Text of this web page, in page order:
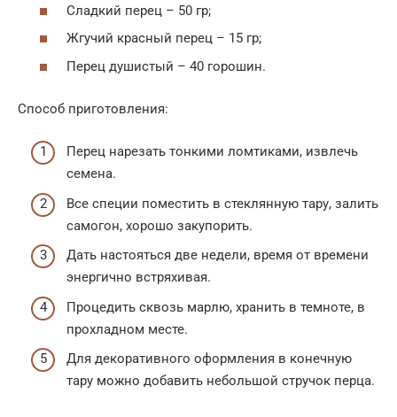
Сладкий перец – 50 гр;
Жгучий красный перец – 15 гр;
Перец душистый – 40 горошин.
Способ приготовления:
Перец нарезать тонкими ломтиками, извлечь
семена.
Все специи поместить в стеклянную тару, залить
самогон, хорошо закупорить.
Дать настояться две недели, время от времени
энергично встряхивая.
Процедить сквозь марлю, хранить в темноте, в
прохладном месте.
Для декоративного оформления в конечную
тару можно добавить небольшой стручок перца.